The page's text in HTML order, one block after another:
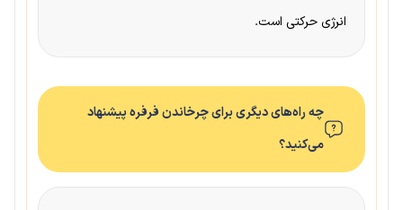
انرژی حرکتی است.
چه راه‌های دیگری برای چرخاندن فرفره پیشنهاد
می‌کنید؟